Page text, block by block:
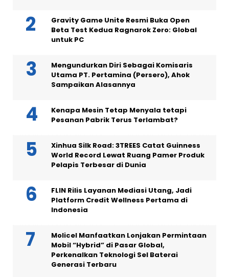
Gravity Game Unite Resmi Buka Open
Beta Test Kedua Ragnarok Zero: Global
untuk PC
Mengundurkan Diri Sebagai Komisaris
Utama PT. Pertamina (Persero), Ahok
Sampaikan Alasannya
Kenapa Mesin Tetap Menyala tetapi
Pesanan Pabrik Terus Terlambat?
Xinhua Silk Road: 3TREES Catat Guinness
World Record Lewat Ruang Pamer Produk
Pelapis Terbesar di Dunia
FLIN Rilis Layanan Mediasi Utang, Jadi
Platform Credit Wellness Pertama di
Indonesia
Molicel Manfaatkan Lonjakan Permintaan
Mobil “Hybrid” di Pasar Global,
Perkenalkan Teknologi Sel Baterai
Generasi Terbaru